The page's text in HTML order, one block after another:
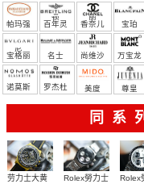
顿 丽
帕玛强
尼
百年灵 香奈儿 宝珀
宝格丽 名士 尚维沙 万宝龙
诺莫斯
罗杰杜 美度 尊皇
同系
劳力士大黄
Rolex勞力士
Rolex